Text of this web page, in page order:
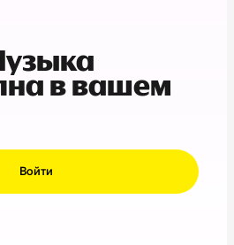
в вашем
Войти